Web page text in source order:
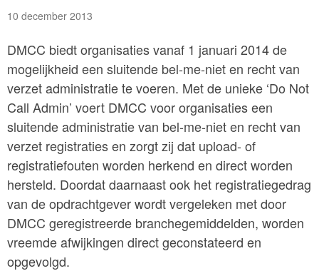
10 december 2013
DMCC biedt organisaties vanaf 1 januari 2014 de
mogelijkheid een sluitende bel-me-niet en recht van
verzet administratie te voeren. Met de unieke ‘Do Not
Call Admin’ voert DMCC voor organisaties een
sluitende administratie van bel-me-niet en recht van
verzet registraties en zorgt zij dat upload- of
registratiefouten worden herkend en direct worden
hersteld. Doordat daarnaast ook het registratiegedrag
van de opdrachtgever wordt vergeleken met door
DMCC geregistreerde branchegemiddelden, worden
vreemde afwijkingen direct geconstateerd en
opgevolgd.